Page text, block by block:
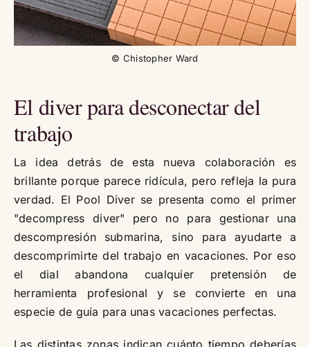
© Chistopher Ward
El diver para desconectar del
trabajo
La idea detrás de esta nueva colaboración es
brillante porque parece ridícula, pero refleja la pura
verdad. El Pool Diver se presenta como el primer
"decompress diver" pero no para gestionar una
descompresión submarina, sino para ayudarte a
descomprimirte del trabajo en vacaciones. Por eso
el dial abandona cualquier pretensión de
herramienta profesional y se convierte en una
especie de guía para unas vacaciones perfectas.
Las distintas zonas indican cuánto tiempo deberías